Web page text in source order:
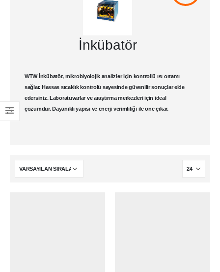
İnkübatör
WTW İnkübatör, mikrobiyolojik analizler için kontrollü ısı ortamı
sağlar. Hassas sıcaklık kontrolü sayesinde güvenilir sonuçlar elde
edersiniz. Laboratuvarlar ve araştırma merkezleri için ideal
çözümdür. Dayanıklı yapısı ve enerji verimliliği ile öne çıkar.